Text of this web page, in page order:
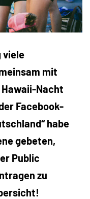
viele
mit
Nacht
Facebook-
habe
gebeten,
Public
zu